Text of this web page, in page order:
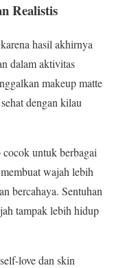
Realistis
hasil akhirnya
dalam aktivitas
makeup matte
dengan kilau
untuk berbagai
wajah lebih
bercahaya. Sentuhan
tampak lebih hidup
love dan skin